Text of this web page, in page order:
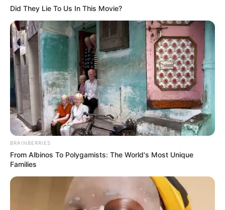
¡CAYÓ LA REINA DEL
TERROR! Capturan a la
más peligrosa asesina
en un operativo
histórico que
estremece a toda la
nación
ÚLTIMA HORA | Captura de alto impacto,
despliegue táctico y fin de una pesadilla
Un verdadero terremoto policial, alivio
Did They Lie To Us In This Movie?
BRAINBERRIES
From Albinos To Polygamists: The World's Most Unique
Families